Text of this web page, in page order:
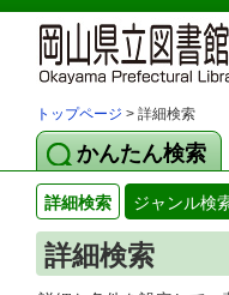
トップページ > 詳細検索
かんたん検索
詳細検索 ジャンル検
詳細検索